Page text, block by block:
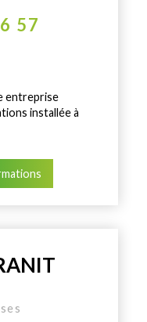
57
entreprise
installée à